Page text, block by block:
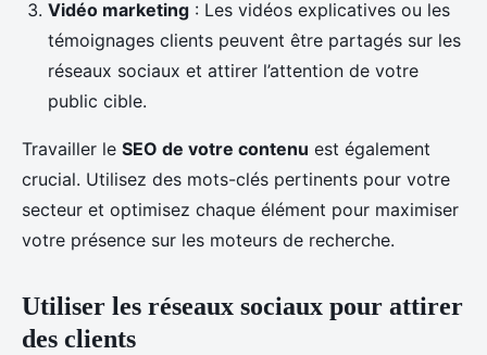
Vidéo marketing : Les vidéos explicatives ou les
témoignages clients peuvent être partagés sur les
réseaux sociaux et attirer l’attention de votre
public cible.
Travailler le SEO de votre contenu est également
crucial. Utilisez des mots-clés pertinents pour votre
secteur et optimisez chaque élément pour maximiser
votre présence sur les moteurs de recherche.
Utiliser les réseaux sociaux pour attirer
des clients